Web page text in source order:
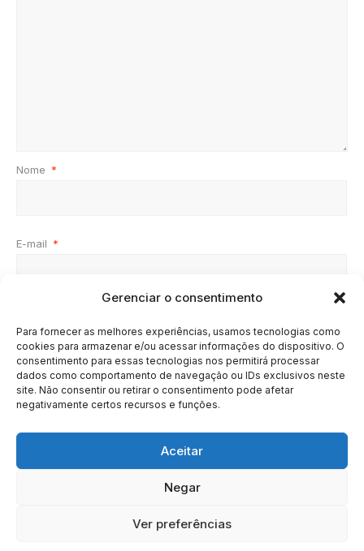
Gerenciar o consentimento
Para fornecer as melhores experiências, usamos tecnologias como
cookies para armazenar e/ou acessar informações do dispositivo. O
consentimento para essas tecnologias nos permitirá processar
dados como comportamento de navegação ou IDs exclusivos neste
site. Não consentir ou retirar o consentimento pode afetar
negativamente certos recursos e funções.
Aceitar
Negar
Ver preferências
Nome *
E-mail *
SOBRE BRASIL